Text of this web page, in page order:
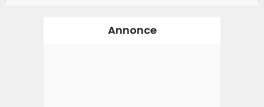
Annonce